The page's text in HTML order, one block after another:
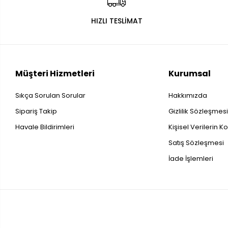
HIZLI TESLİMAT
Müşteri Hizmetleri
Sıkça Sorulan Sorular
Sipariş Takip
Havale Bildirimleri
Kurumsal
Hakkımızda
Gizlilik Sözleşmesi
Kişisel Verilerin
Satış Sözleşmesi
İade İşlemleri